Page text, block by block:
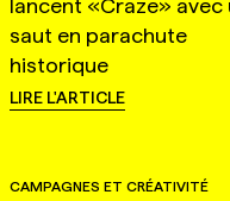
lancent «Craze» avec
saut en parachute
historique
LIRE L'ARTICLE
CAMPAGNES ET CRÉATIVITÉ